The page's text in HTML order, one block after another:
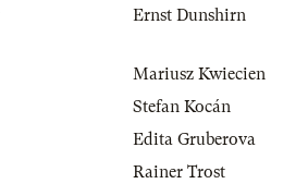
Ernst Dunshirn
Mariusz Kwiecien
Stefan Kocán
Edita Gruberova
Rainer Trost